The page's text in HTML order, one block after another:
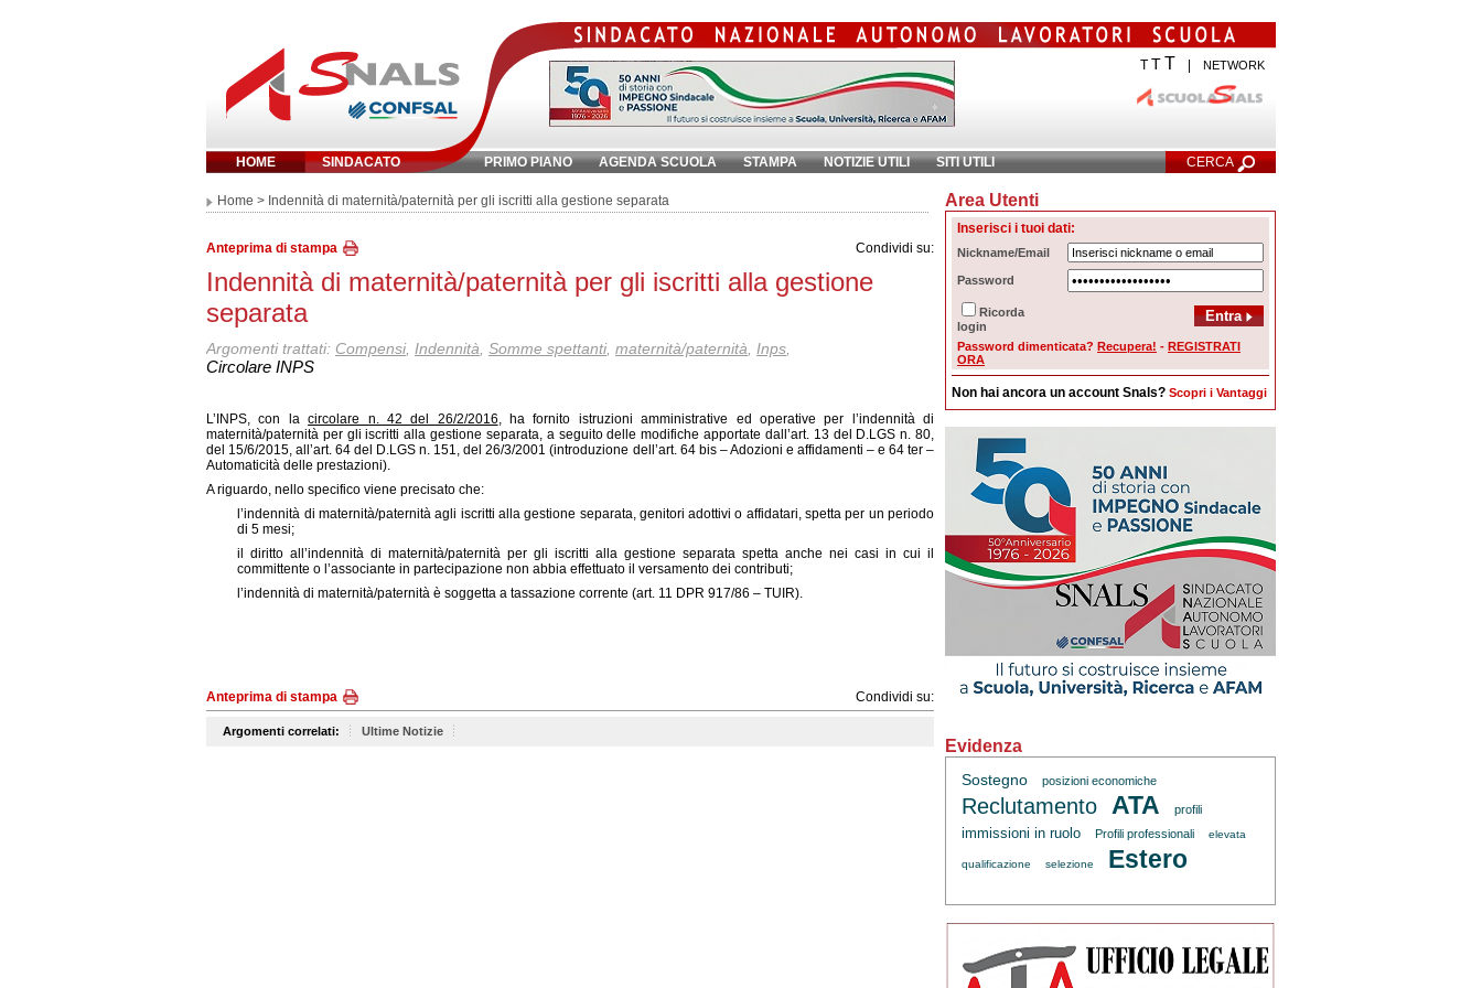
T TT NETWORK
HOME SINDACATO PRIMO PIANO AGENDA SCUOLA STAMPA NOTIZIE UTILI SITI UTILI CERCA
Inserisci parola chiave: Ricerca Avanzata
Home > Indennità di maternità/paternità per gli iscritti alla gestione separata
Anteprima di stampa Condividi su:
Indennità di maternità/paternità per gli iscritti alla gestione
separata
Argomenti trattati: Compensi, Indennità Somme spettanti, maternità/paternità Inps
Circolare INPS
L’INPS, con lacircolare n. 42 del 26/2/2016, ha fornito istruzioni amministrative ed operative per l’indennità di
maternità/paternità per gli iscritti alla gestione separata, a seguito delle modifiche apportate dall’art. 13 del D.LGS n. 80,
del 15/6/2015, all’art. 64 del D.LGS n. 151, del 26/3/2001 (introduzione dell’art. 64 bis – Adozioni e affidamenti – e 64 ter –
Automaticità delle prestazioni).
A riguardo, nello specifico viene precisato che:
l’indennità di maternità/paternità agli iscritti alla gestione separata, genitori adottivi o affidatari, spetta per un periodo
di 5 mesi;
il diritto all’indennità di maternità/paternità per gli iscritti alla gestione separata spetta anche nei casi in cui il
committente o l’associante in partecipazione non abbia effettuato il versamento dei contributi;
l’indennità di maternità/paternità è soggetta a tassazione corrente (art. 11 DPR 917/86 – TUIR).
Anteprima di stampa Condividi su:
Argomenti correlati: Ultime Notizie
Area Utenti
Inserisci i tuoi dati:
Nickname/Email
Password
Ricorda
login
Password dimenticata? Recupera! - REGISTRATI
ORA
Non hai ancora un account Snals? Scopri i Vantaggi
Evidenza
Sostegno posizioni economiche
Reclutamento ATA profili
immissioni in ruolo Profili professionali elevata
qualificazione selezione Estero